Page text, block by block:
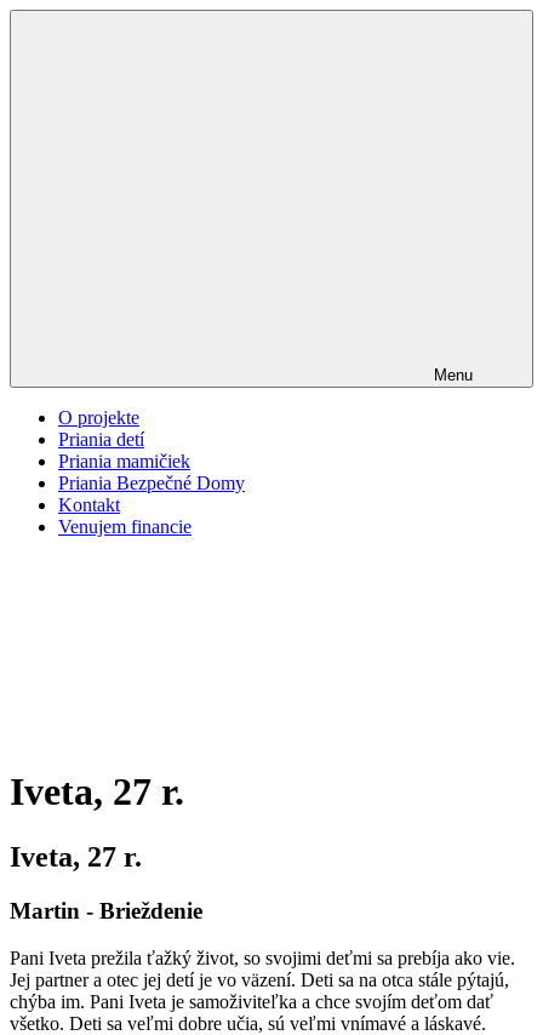
Menu
O projekte
Priania detí
Priania mamičiek
Priania Bezpečné Domy
Kontakt
Venujem financie
Iveta, 27 r.
Iveta, 27 r.
Martin - Brieždenie
Pani Iveta prežila ťažký život, so svojimi deťmi sa prebíja ako vie.
Jej partner a otec jej detí je vo väzení. Deti sa na otca stále pýtajú,
chýba im. Pani Iveta je samoživiteľka a chce svojím deťom dať
všetko. Deti sa veľmi dobre učia, sú veľmi vnímavé a láskavé.